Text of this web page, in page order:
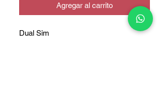
Agregar al carrito
Dual Sim